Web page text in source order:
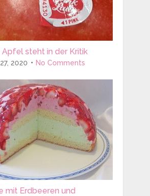
Apfel steht in der Kritik
2020 No Comments
mit Erdbeeren und